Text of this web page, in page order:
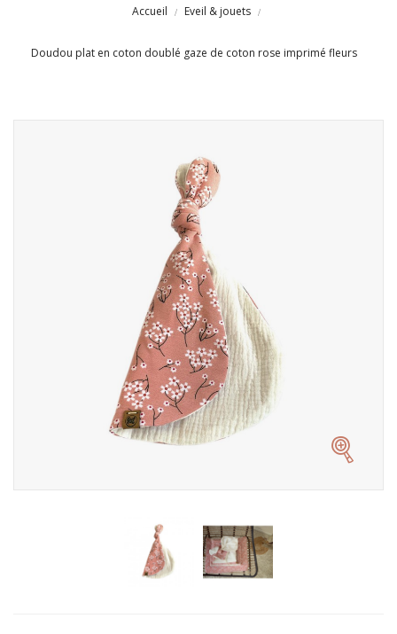
Accueil Eveil & jouets
Doudou plat en coton doublé gaze de coton rose imprimé fleurs